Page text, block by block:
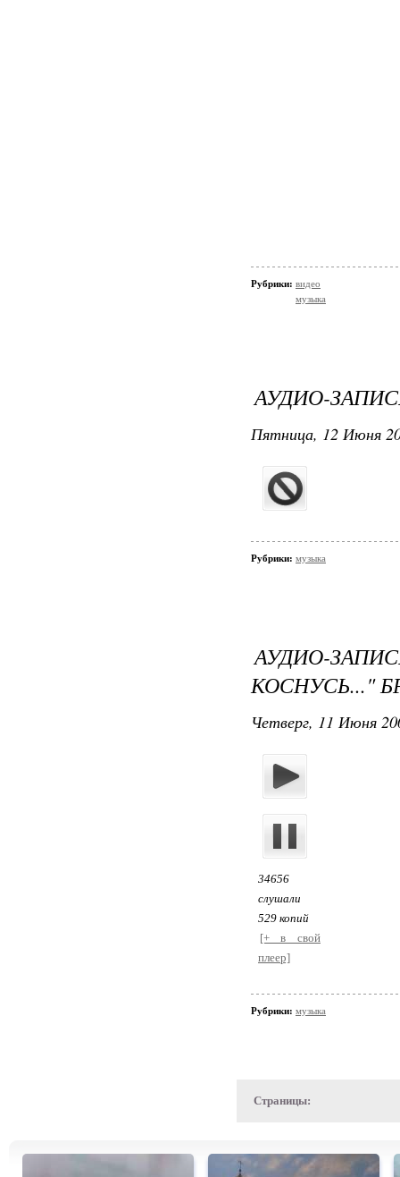
Рубрики: видео
музыка
АУДИО-
Пятница, 12 Июня
Рубрики: музыка
АУДИО-
КОСНУСЬ..."
Четверг, 11 Июня
34656
слушали
529 копий
[+ в свой
плеер]
Рубрики: музыка
Страницы: